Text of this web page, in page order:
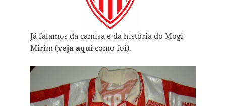
Já falamos da camisa e da história do Mogi
Mirim (veja aquicomo foi).